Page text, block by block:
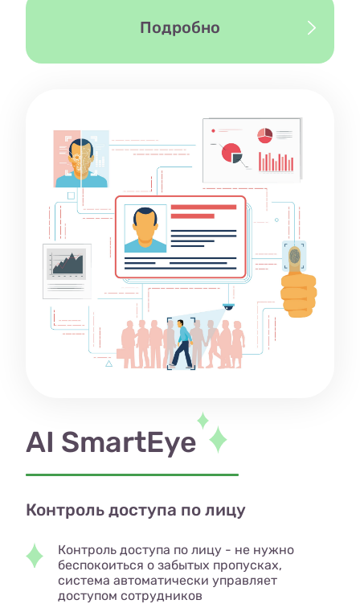
Подробно
AI SmartEye
Контроль доступа по лицу
Контроль доступа по лицу - не нужно
беспокоиться о забытых пропусках,
система автоматически управляет
доступом сотрудников